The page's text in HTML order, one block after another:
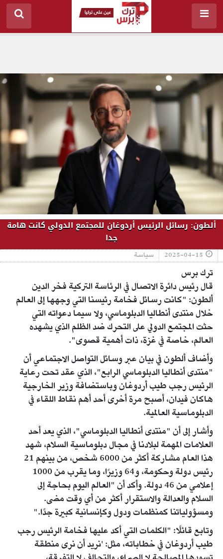
ألطون: رسائل الرئيس أردوغان للمجتمع الدولي كانت هامة
جدا
2025-04-15 سياسة
ترك برس
قال رئيس دائرة الاتصال في الرئاسة التركية فخر الدين
ألطون: "كانت رسائل فخامة رئيسنا التي وجهها إلى العالم
خلال منتدى أنطاليا الدبلوماسي، ولا سيما دعواته التي
حثت المجتمع الدولي على التحرك ضد الظلم الذي يشهده
العالم، خاصة في غزة، ذات أهمية قصوى".
وأضاف ألطون في بيان عبر وسائل التواصل الاجتماعي أن
"منتدى أنطاليا الدبلوماسي الرابع"، الذي عقد تحت رعاية
الرئيس رجب طيب أردوغان وباستضافة وزير الخارجية
هاكان فيدان، أصبح مرة أخرى أحد أهم نقاط اللقاء في
الدبلوماسية العالمية.
وأشار إلى أن "منتدى أنطاليا الدبلوماسي"، الذي يعد أحد
العلامات المهمة لبلادنا في مجال دبلوماسية السلام، شهد
هذا العام مشاركة أكثر من 6000 شخص، من بينهم 21
رئيس دولة وحكومة، و64 وزيرًا، وما يقرب من 1000
إعلامي من 46 دولة. وأكد أن "العالم اليوم بحاجة إلى
السلام والعدالة والاستقرار أكثر من أي وقت مضى.
ومسؤولياتنا كمنظمات ودول وكإنسانية كبيرة جدًا."
وتابع قائلًا: "الكلمات التي أكد عليها فخامة الرئيس رجب
طيب أردوغان في خطاباته، مثل: 'نريد أن نرى منطقة